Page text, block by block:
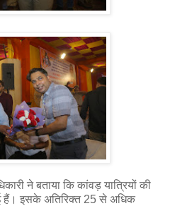
ने बताया कि कांवड़ यात्रियों की
हैं। इसके अतिरिक्त 25 से अधिक